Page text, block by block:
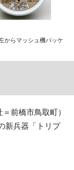
からマッシュ機パッケ
前橋市鳥取町）
新兵器「トリプ